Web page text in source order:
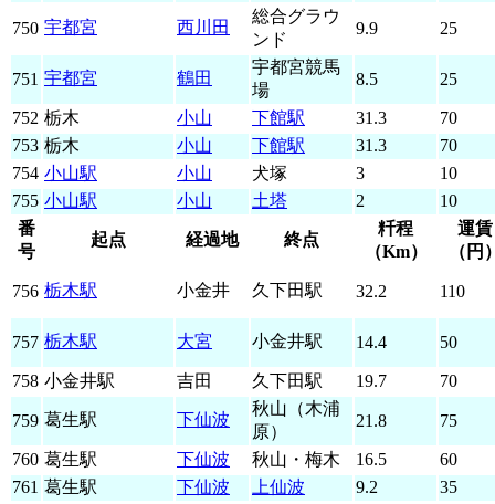
750 宇都宮 西川田
総合グラウ
ンド
9.9 25
751 宇都宮 鶴田
宇都宮競馬
場
8.5 25
752 栃木 小山 下館駅 31.3
70
753 栃木 小山 下館駅 31.3
70
754 小山駅 小山 犬塚 3
10
755 小山駅 小山 土塔 2
10
番
号
起点 経過地 終点
粁程
（Km）
運賃
（円
756 栃木駅 小金井 久下田駅 32.2 110
757 栃木駅 大宮 小金井駅 14.4 50
758 小金井駅 吉田 久下田駅 19.7 70
759 葛生駅 下仙波
秋山（木浦
原）
21.8 75
760 葛生駅 下仙波 秋山・梅木 16.5
60
761 葛生駅 下仙波 上仙波 9.2 35